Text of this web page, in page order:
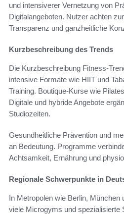
und intensiverer Vernetzung von
Digitalangeboten. Nutzer achten
Transparenz und ganzheitliche
Kurzbeschreibung des Trends
Die Kurzbeschreibung Fitness-
intensive Formate wie HIIT und
Training. Boutique-Kurse wie
Digitale und hybride Angebote
Studiozeiten.
Gesundheitliche Prävention und
an Bedeutung. Programme
Achtsamkeit, Ernährung und
Regionale Schwerpunkte in
In Metropolen wie Berlin, München
viele Microgyms und spezialisierte